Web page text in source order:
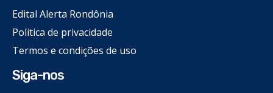
Edital Alerta Rondônia
Politica de privacidade
Termos e condições de uso
Siga-nos